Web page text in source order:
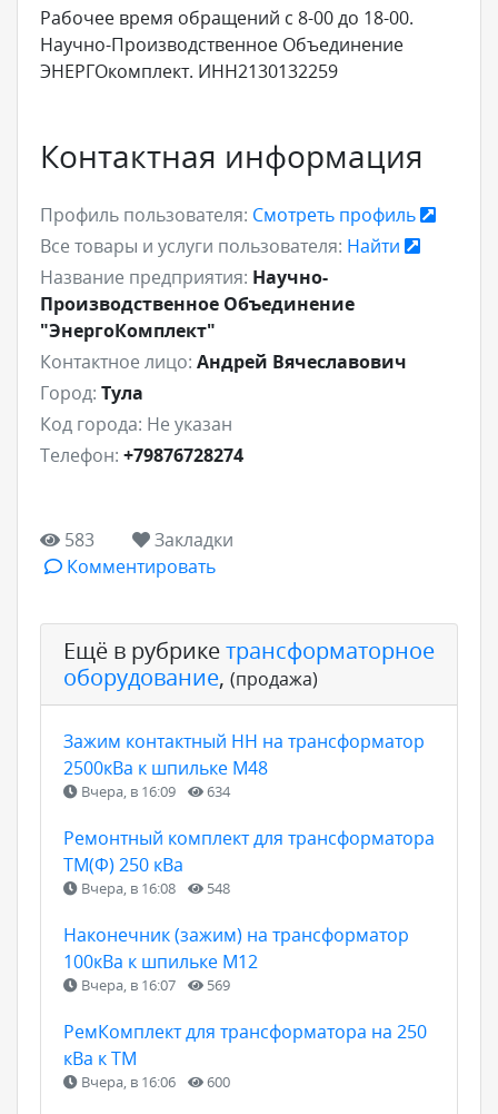
Рабочее время обращений с 8-00 до 18-00.
Научно-Производственное Объединение
ЭНЕРГОкомплект. ИНН2130132259
Контактная информация
Профиль пользователя: Смотреть профиль
Все товары и услуги пользователя: Найти
Название предприятия: Научно-
Производственное Объединение
"ЭнергоКомплект"
Контактное лицо: Андрей Вячеславович
Город: Тула
Код города: Не указан
Телефон: +79876728274
583
Закладки
Комментировать
Ещё в рубрикетрансформаторное
оборудование, (продажа)
Зажим контактный НН на трансформатор
2500кВа к шпильке М48
Вчера, в 16:09 634
Ремонтный комплект для трансформатора
ТМ(Ф) 250 кВа
Вчера, в 16:08 548
Наконечник (зажим) на трансформатор
100кВа к шпильке М12
Вчера, в 16:07 569
РемКомплект для трансформатора на 250
кВа к ТМ
Вчера, в 16:06 600